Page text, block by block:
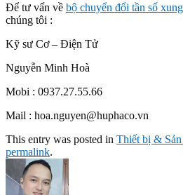
Để tư vấn về bộ chuyển đổi tần số xung
chúng tôi :
Kỹ sư Cơ – Điện Tử
Nguyễn Minh Hoà
Mobi : 0937.27.55.66
Mail : hoa.nguyen@huphaco.vn
This entry was posted in Thiết bị & Sản
permalink.